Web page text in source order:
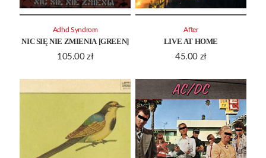
NIC SIĘ NIE ZMIENIA [GREEN]
105.00 zł
Adhd Syndrom
LIVE AT HOME
45.00 zł
After